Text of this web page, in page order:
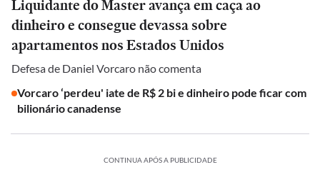
Liquidante do Master avança em caça ao
dinheiro e consegue devassa sobre
apartamentos nos Estados Unidos
Defesa de Daniel Vorcaro não comenta
Vorcaro ‘perdeu' iate de R$ 2 bi e dinheiro pode ficar com
bilionário canadense
CONTINUA APÓS A PUBLICIDADE